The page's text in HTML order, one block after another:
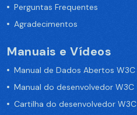
Perguntas Frequentes
Agradecimentos
Manuais e Vídeos
Manual de Dados Abertos W3C
Manual do desenvolvedor W3C
Cartilha do desenvolvedor W3C